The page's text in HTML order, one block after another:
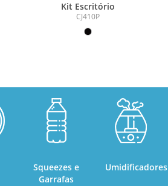
Kit Escritório
CJ410P
Squeezes e
Garrafas
Umidificadores